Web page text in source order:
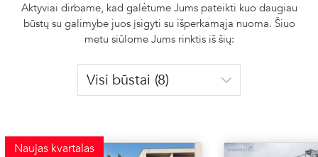
Aktyviai dirbame, kad galėtume Jums pateikti kuo daugiau
būstų su galimybe juos įsigyti su išperkamąja nuoma. Šiuo
metu siūlome Jums rinktis iš šių:
Naujas kvartalas